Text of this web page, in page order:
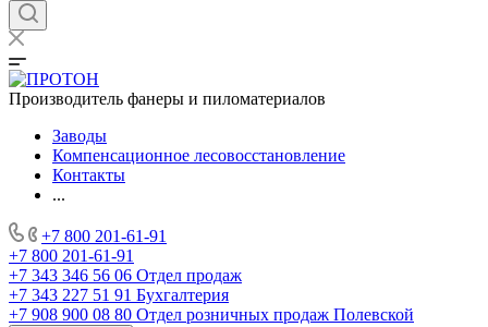
Производитель фанеры и пиломатериалов
Заводы
Компенсационное лесовосстановление
Контакты
...
+7 800 201-61-91
+7 800 201-61-91
+7 343 346 56 06 Отдел продаж
+7 343 227 51 91 Бухгалтерия
+7 908 900 08 80 Отдел розничных продаж Полевской